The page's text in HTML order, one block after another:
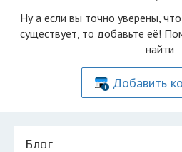
Ну а если вы точно уверены,
существует, то добавьте её!
найти
Добавить
Блог